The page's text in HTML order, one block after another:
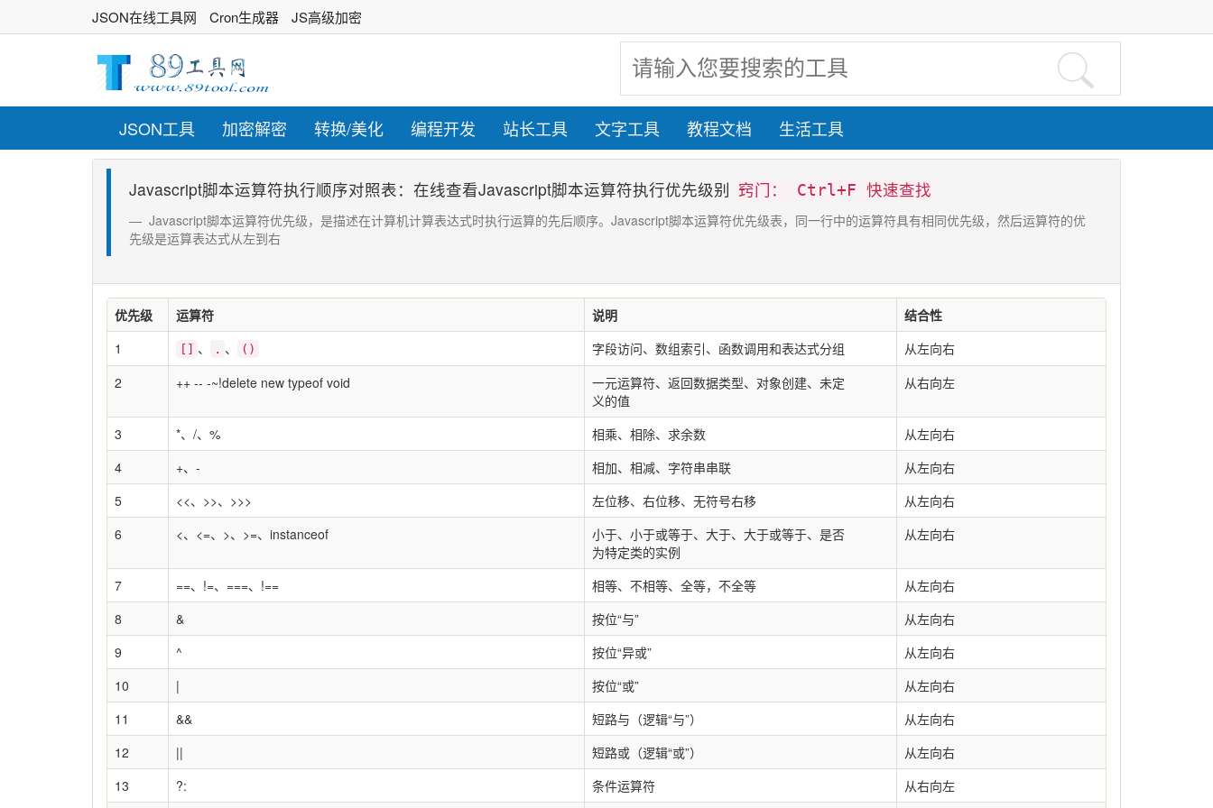
JSON在线工具网 Cron生成器 JS高级加密

JSON工具 加密解密 转换/美化 编程开发 站长工具 文字工具 教程文档 生活工具
Javascript脚本运算符执行顺序对照表：在线查看Javascript脚本运算符执行优先级别 窍门： Ctrl+F 快速查找
Javascript脚本运算符优先级，是描述在计算机计算表达式时执行运算的先后顺序。Javascript脚本运算符优先级表，同一行中的运算符具有相同优先级，然后运算符的优
先级是运算表达式从左到右
优先级 运算符 说明
结合性
1
[] 、 . 、 () 字段访问、数组索引、函数调用和表达式分组
从左向右
2
++ -- -~!delete new typeof void
一元运算符、返回数据类型、对象创建、未定
义的值
从右向左
3 *、/、% 相乘、相除、求余数
从左向右
4
+、- 相加、相减、字符串串联
从左向右
5
<<、>>、>>> 左位移、右位移、无符号右移
从左向右
6
<、<=、>、>=、instanceof
小于、小于或等于、大于、大于或等于、是否
为特定类的实例
从左向右
7 ==、!=、===、!== 相等、不相等、全等，不全等
从左向右
8
& 按位“与”
从左向右
9
^ 按位“异或”
从左向右
10
| 按位“或”
从左向右
11
&& 短路与（逻辑“与”）
从左向右
12
|| 短路或（逻辑“或”）
从左向右
13
?: 条件运算符 从右向左